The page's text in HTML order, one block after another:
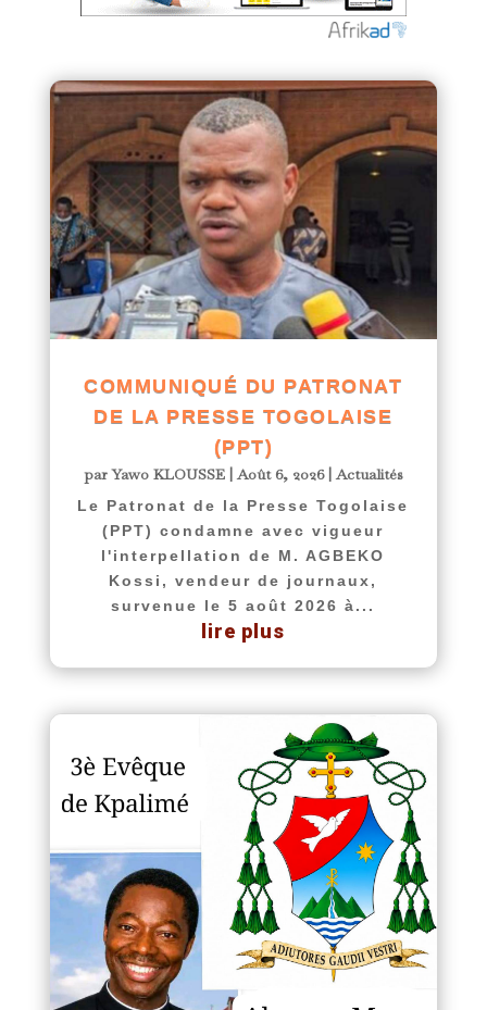
COMMUNIQUÉ DU PATRONAT
DE LA PRESSE TOGOLAISE
(PPT)
parYawo KLOUSSE|Août 6, 2026|Actualités
Le Patronat de la Presse Togolaise
(PPT) condamne avec vigueur
l'interpellation de M. AGBEKO
Kossi, vendeur de journaux,
survenue le 5 août 2026 à...
lire plus